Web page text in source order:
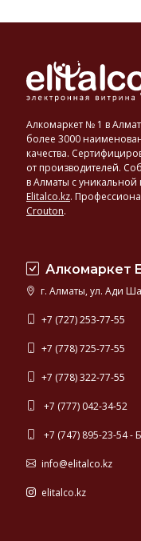
Алкомаркет № 1 в
более 3000
качества.
от производителей.
в Алматы с
Elitalco.kz.
Crouton.
Алкомаркет
г. Алматы, ул. Ади
+7 (727) 253-77-55
+7 (778) 725-77-55
+7 (778) 322-77-55
+7 (777) 042-34-52
+7 (747) 895-23-54 -
info@elitalco.kz
elitalco.kz